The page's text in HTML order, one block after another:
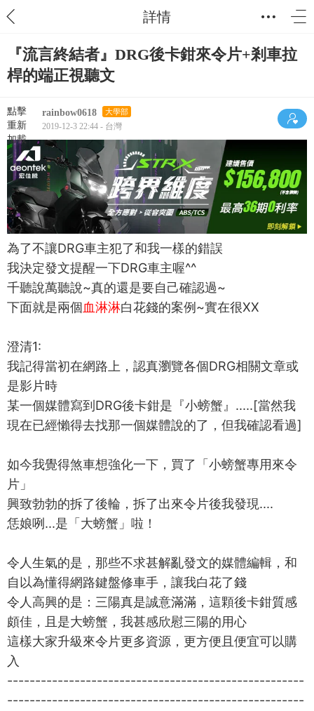
詳情
『流言終結者』DRG後卡鉗來令片+剎車拉
桿的端正視聽文
點擊
重新
加載
rainbow0618 大學部
2019-12-3 22:44 - 台灣
為了不讓DRG車主犯了和我一樣的錯誤
我決定發文提醒一下DRG車主喔^^
千聽說萬聽說~真的還是要自己確認過~
下面就是兩個血淋淋白花錢的案例~實在很XX
澄清1:
我記得當初在網路上，認真瀏覽各個DRG相關文章或
是影片時
某一個媒體寫到DRG後卡鉗是『小螃蟹』.....[當然我
現在已經懶得去找那一個媒體說的了，但我確認看過]
如今我覺得煞車想強化一下，買了「小螃蟹專用來令
片」
興致勃勃的拆了後輪，拆了出來令片後我發現....
恁娘咧...是「大螃蟹」啦！
令人生氣的是，那些不求甚解亂發文的媒體編輯，和
自以為懂得網路鍵盤修車手，讓我白花了錢
令人高興的是：三陽真是誠意滿滿，這顆後卡鉗質感
頗佳，且是大螃蟹，我甚感欣慰三陽的用心
這樣大家升級來令片更多資源，更方便且便宜可以購
入
-----------------------------------------------------
-----------------------------------------------------